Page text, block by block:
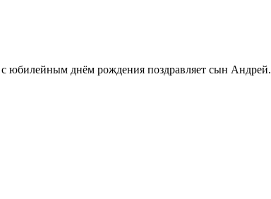
днём рождения поздравляет сын Андрей.